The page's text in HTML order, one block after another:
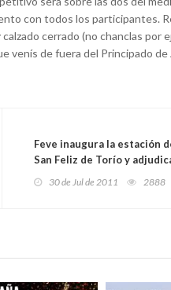
con todos los participantes.
cerrado (no chanclas por
venís de fuera del Principado
Feve inaugura la estación
San Feliz de Torío y
a Coprosa la ampliación de
30 de Jul de 2011 2888